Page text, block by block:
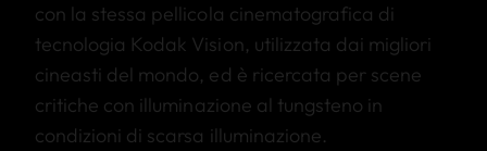
con la stessa pellicola cinematografica di
tecnologia Kodak Vision, utilizzata dai migliori
cineasti del mondo, ed è ricercata per scene
critiche con illuminazione al tungsteno in
condizioni di scarsa illuminazione.